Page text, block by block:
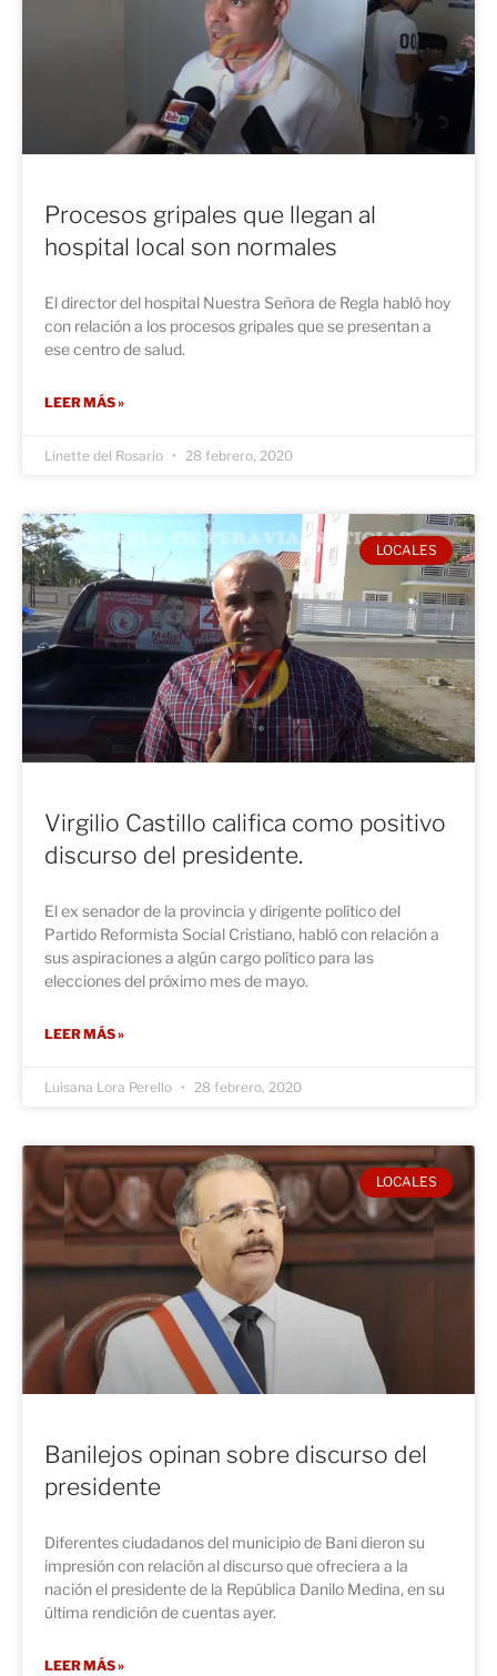
Procesos gripales que llegan al
hospital local son normales
El director del hospital Nuestra Señora de Regla habló hoy
con relación a los procesos gripales que se presentan a
ese centro de salud.
LEER MÁS »
Linette del Rosario 28 febrero, 2020
LOCALES
Virgilio Castillo califica como positivo
discurso del presidente.
El ex senador de la provincia y dirigente político del
Partido Reformista Social Cristiano, habló con relación a
sus aspiraciones a algún cargo político para las
elecciones del próximo mes de mayo.
LEER MÁS »
Luisana Lora Perello 28 febrero, 2020
LOCALES
Banilejos opinan sobre discurso del
presidente
Diferentes ciudadanos del municipio de Bani dieron su
impresión con relación al discurso que ofreciera a la
nación el presidente de la República Danilo Medina, en su
última rendición de cuentas ayer.
LEER MÁS »